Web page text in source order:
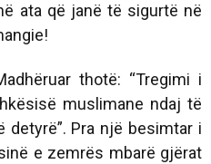
ata që janë të sigurtë në
thotë: “Tregimi i
muslimane ndaj të
detyrë”. Pra një besimtar i
e zemrës mbarë gjërat